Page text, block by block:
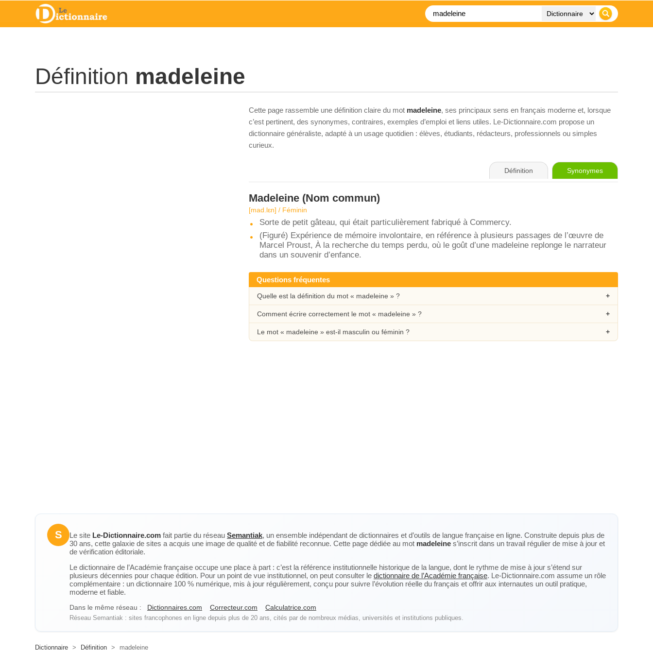
Définition madeleine
Cette page rassemble une définition claire du mot madeleine, ses principaux sens en français moderne et, lorsque
c’est pertinent, des synonymes, contraires, exemples d’emploi et liens utiles. Le-Dictionnaire.com propose un
dictionnaire généraliste, adapté à un usage quotidien : élèves, étudiants, rédacteurs, professionnels ou simples
curieux.
Définition Synonymes
Madeleine (Nom commun)
[mad.lɛn] / Féminin
Sorte de petit gâteau, qui était particulièrement fabriqué à Commercy.
(Figuré) Expérience de mémoire involontaire, en référence à plusieurs passages de l’œuvre de
Marcel Proust, À la recherche du temps perdu, où le goût d’une madeleine replonge le narrateur
dans un souvenir d’enfance.
Questions fréquentes
Quelle est la définition du mot « madeleine » ?
Comment écrire correctement le mot « madeleine » ?
Le mot « madeleine » est-il masculin ou féminin ?
S Le site Le-Dictionnaire.com fait partie du réseau Semantiak, un ensemble indépendant de dictionnaires et d’outils de langue française en ligne. Construite depuis plus de
30 ans, cette galaxie de sites a acquis une image de qualité et de fiabilité reconnue. Cette page dédiée au mot madeleine s’inscrit dans un travail régulier de mise à jour et
de vérification éditoriale.
Le dictionnaire de l’Académie française occupe une place à part : c’est la référence institutionnelle historique de la langue, dont le rythme de mise à jour s’étend sur
plusieurs décennies pour chaque édition. Pour un point de vue institutionnel, on peut consulter le dictionnaire de l’Académie française. Le-Dictionnaire.com assume un rôle
complémentaire : un dictionnaire 100 % numérique, mis à jour régulièrement, conçu pour suivre l’évolution réelle du français et offrir aux internautes un outil pratique,
moderne et fiable.
Dans le même réseau : Dictionnaires.com Correcteur.com Calculatrice.com
Réseau Semantiak : sites francophones en ligne depuis plus de 20 ans, cités par de nombreux médias, universités et institutions publiques.
Dictionnaire > Définition > madeleine